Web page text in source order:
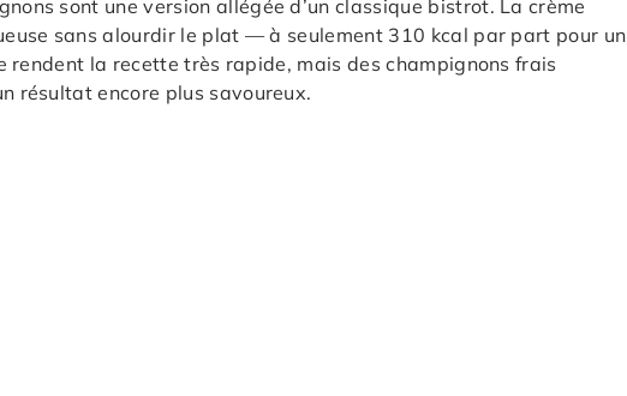
sont une version allégée d’un classique bistrot. La crème
sans alourdir le plat — à seulement 310 kcal par part pour un
rendent la recette très rapide, mais des champignons frais
résultat encore plus savoureux.